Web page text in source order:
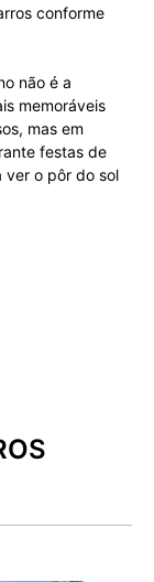
conforme
não é a
memoráveis
mas em
festas de
ver o pôr do sol